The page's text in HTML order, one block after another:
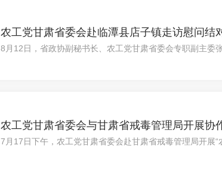
农工党甘肃省委会赴临潭县店子镇走访慰问结
8月12日，省政协副秘书长、农工党甘肃省委会专职副主委
农工党甘肃省委会与甘肃省戒毒管理局开展协
7月17日下午，农工党甘肃省委会赴甘肃省戒毒管理局开展